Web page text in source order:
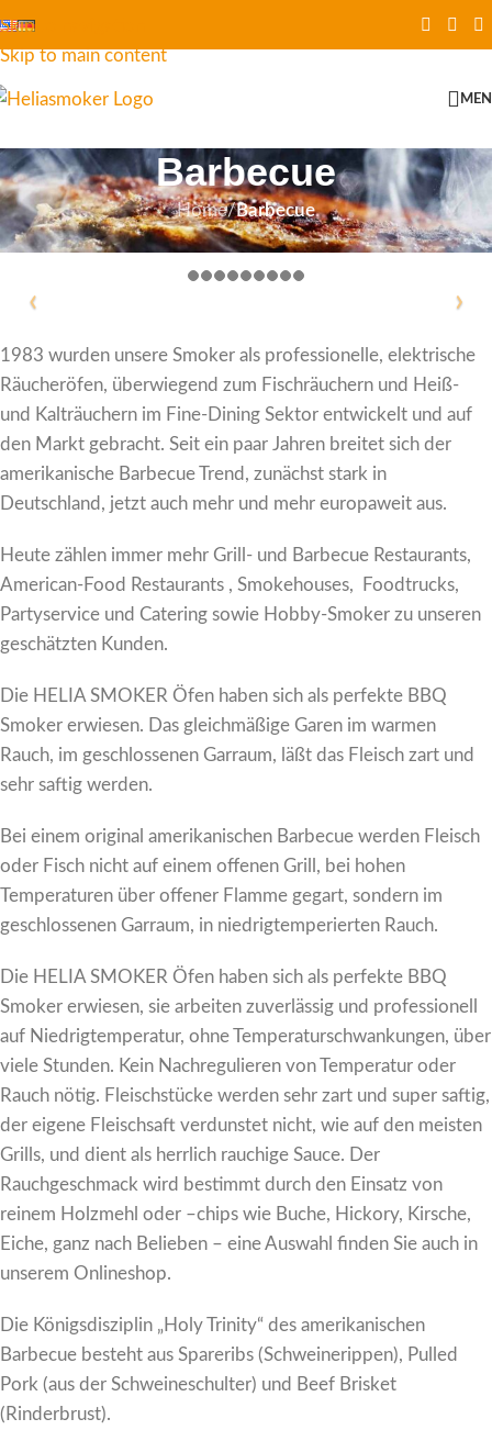
Skip to navigation
Skip to main content
Barbecue
Home/Barbecue
1983 wurden unsere Smoker als professionelle, elektrische
Räucheröfen, überwiegend zum Fischräuchern und Heiß-
und Kalträuchern im Fine-Dining Sektor entwickelt und auf
den Markt gebracht. Seit ein paar Jahren breitet sich der
amerikanische Barbecue Trend, zunächst stark in
Deutschland, jetzt auch mehr und mehr europaweit aus.
Heute zählen immer mehr Grill- und Barbecue Restaurants,
American-Food Restaurants , Smokehouses, Foodtrucks,
Partyservice und Catering sowie Hobby-Smoker zu unseren
geschätzten Kunden.
Die HELIA SMOKER Öfen haben sich als perfekte BBQ
Smoker erwiesen. Das gleichmäßige Garen im warmen
Rauch, im geschlossenen Garraum, läßt das Fleisch zart und
sehr saftig werden.
Bei einem original amerikanischen Barbecue werden Fleisch
oder Fisch nicht auf einem offenen Grill, bei hohen
Temperaturen über offener Flamme gegart, sondern im
geschlossenen Garraum, in niedrigtemperierten Rauch.
Die HELIA SMOKER Öfen haben sich als perfekte BBQ
Smoker erwiesen, sie arbeiten zuverlässig und professionell
auf Niedrigtemperatur, ohne Temperaturschwankungen, über
viele Stunden. Kein Nachregulieren von Temperatur oder
Rauch nötig. Fleischstücke werden sehr zart und super saftig,
der eigene Fleischsaft verdunstet nicht, wie auf den meisten
Grills, und dient als herrlich rauchige Sauce. Der
Rauchgeschmack wird bestimmt durch den Einsatz von
reinem Holzmehl oder –chips wie Buche, Hickory, Kirsche,
Eiche, ganz nach Belieben – eine Auswahl finden Sie auch in
unserem Onlineshop.
Die Königsdisziplin „Holy Trinity“ des amerikanischen
Barbecue besteht aus Spareribs (Schweinerippen), Pulled
Pork (aus der Schweineschulter) und Beef Brisket
(Rinderbrust).